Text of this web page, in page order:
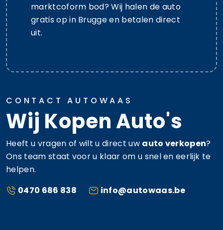
marktcoform bod? Wij halen de auto
gratis op in Brugge en betalen direct
uit.
CONTACT AUTOWAAS
Wij Kopen Auto's
Heeft u vragen of wilt u direct uw auto verkopen?
Ons team staat voor u klaar om u snel en eerlijk te
helpen.
0470 686 838
info@autowaas.be